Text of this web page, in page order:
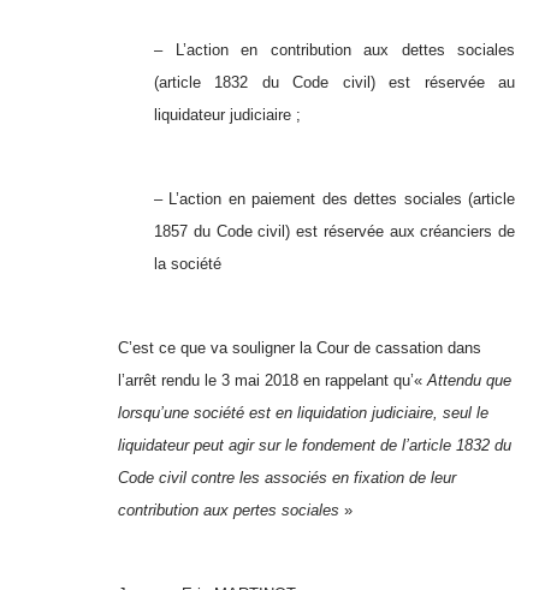
– L’action en contribution aux dettes sociales
(article 1832 du Code civil) est réservée au
liquidateur judiciaire ;
– L’action en paiement des dettes sociales (article
1857 du Code civil) est réservée aux créanciers de
la société
C’est ce que va souligner la Cour de cassation dans
l’arrêt rendu le 3 mai 2018 en rappelant qu’« Attendu que
lorsqu’une société est en liquidation judiciaire, seul le
liquidateur peut agir sur le fondement de l’article 1832 du
Code civil contre les associés en fixation de leur
contribution aux pertes sociales »